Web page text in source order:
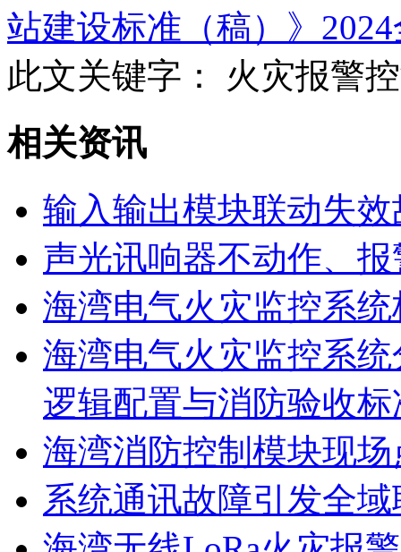
站建设标准（稿）》
此文关键字：
火灾报警
相关资讯
输入输出模块联动失效
声光讯响器不动作、
海湾电气火灾监控系
海湾电气火灾监控系
逻辑配置与消防验收标
海湾消防控制模块现
系统通讯故障引发全